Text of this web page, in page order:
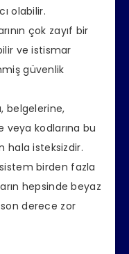
olabilir.
çok zayıf bir
ve istismar
güvenlik
belgelerine,
kodlarına bu
hala isteksizdir.
birden fazla
hepsinde beyaz
derece zor